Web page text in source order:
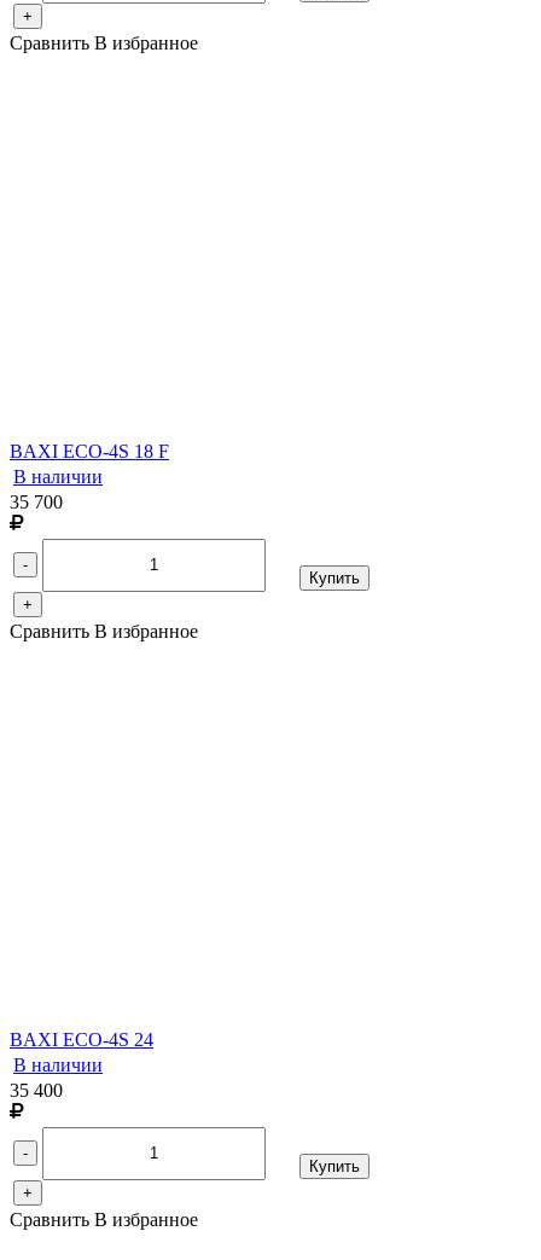
+
Сравнить В избранное
BAXI ECO-4S 18 F
В наличии
35 700
-
+
Купить
Сравнить В избранное
BAXI ECO-4S 24
В наличии
35 400
-
+
Купить
Сравнить В избранное